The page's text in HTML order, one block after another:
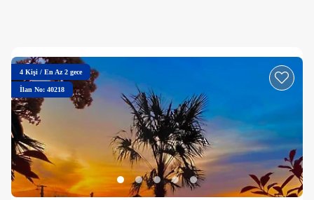
4 Kişi / En Az 2 gece
İlan No: 40218